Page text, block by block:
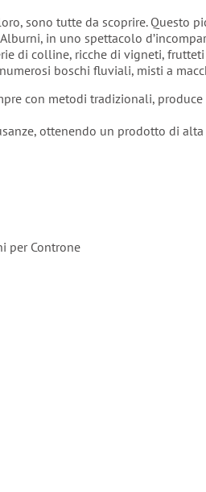
sono tutte da scoprire. Questo
in uno spettacolo
di colline, ricche di vigneti, frutteti
boschi fluviali, misti a
con metodi tradizionali,
ottenendo un prodotto di
per Controne